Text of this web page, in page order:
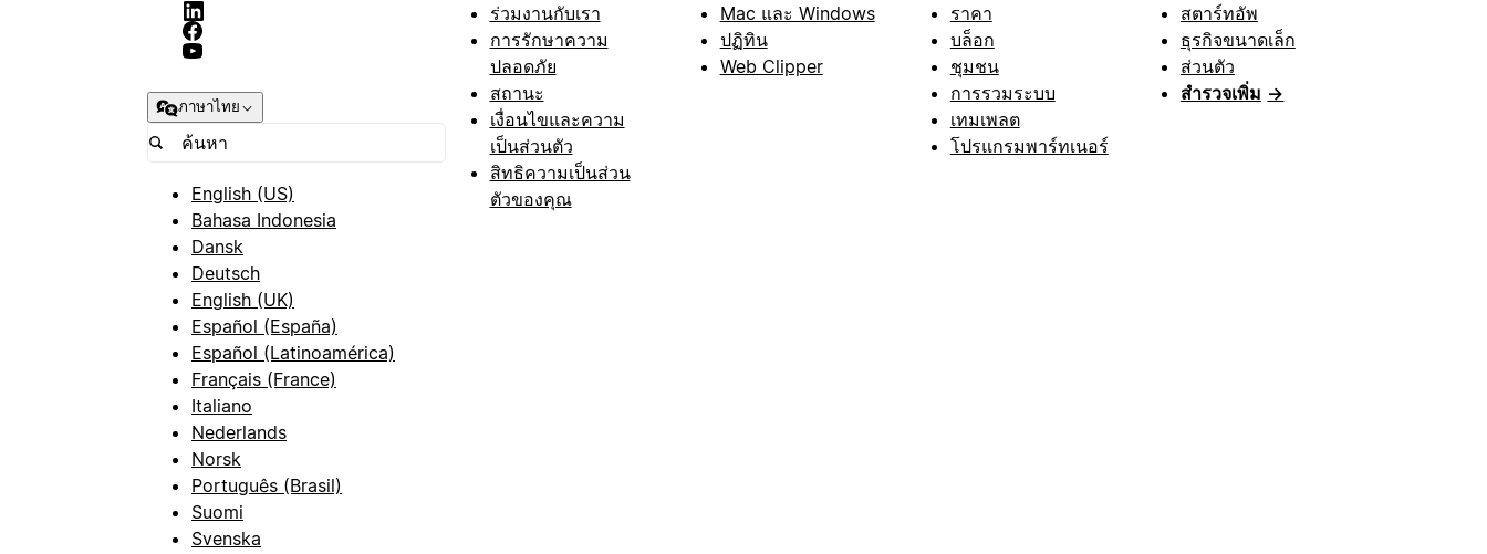
ภาษาไทย
English (US)
Bahasa Indonesia
Dansk
Deutsch
English (UK)
Español (España)
Español (Latinoamérica)
Français (France)
Italiano
Nederlands
Norsk
Português (Brasil)
Suomi
Svenska
ร่วมงานกับเรา
การรักษาความ
ปลอดภัย
สถานะ
เงื่อนไขและความ
เป็นส่วนตัว
สิทธิความเป็นส่วน
ตัวของคุณ
Mac และ Windows
ปฏิทิน
Web Clipper
ราคา
บล็อก
ชุมชน
การรวมระบบ
เทมเพลต
โปรแกรมพาร์ทเนอร์
สตาร์ทอัพ
ธุรกิจขนาดเล็ก
ส่วนตัว
สำรวจเพิ่ม →